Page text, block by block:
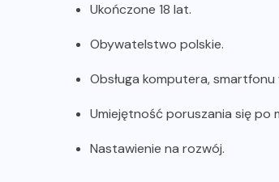
Ukończone 18 lat.
Obywatelstwo polskie.
Obsługa komputera,
Umiejętność poruszania się po
Nastawienie na rozwój.